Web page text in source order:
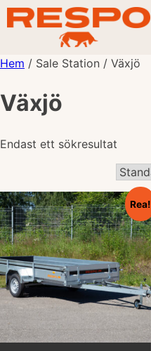
Hem / Sale Station / Växjö
Växjö
Endast ett sökresultat
Rea!